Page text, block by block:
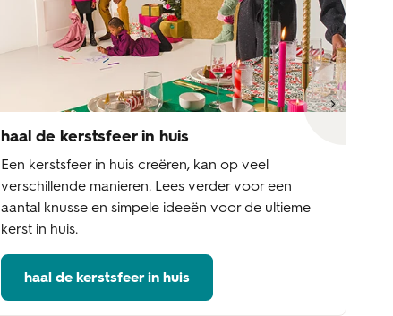
haal de kerstsfeer in huis
Een kerstsfeer in huis creëren, kan op veel
verschillende manieren. Lees verder voor een
aantal knusse en simpele ideeën voor de ultieme
kerst in huis.
haal de kerstsfeer in huis